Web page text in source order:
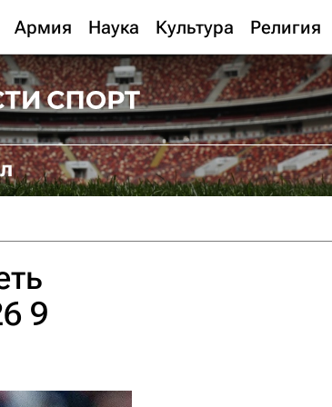
Армия Наука Культура Религия
9